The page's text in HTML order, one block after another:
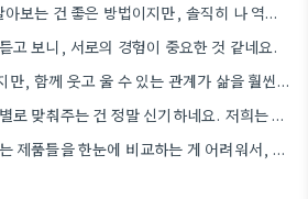
제 경험상, 정보회사를 알아보는 건 좋은 방법이지만, 솔직히 나 역시 비슷한 고민을 했던 적이 있어서…
고 보니, 서로의 경험이 중요한 것 같네요.
혼자만의 시간도 소중하지만, 함께 웃고 울 수 있는 관계가 삶을 훨씬 풍요롭게 만들어주더라고요. 특히나 고독감…
세탁기 건조 기능이 옷감별로 맞춰주는 건 정말 신기하네요. 저희는 그냥 돌리는 기능만 쓰는 것 같아요.
저는 부스마다 흩어져 있는 제품들을 한눈에 비교하는 게 어려워서, 미리 필요한 품목을 정하고 가는 게…